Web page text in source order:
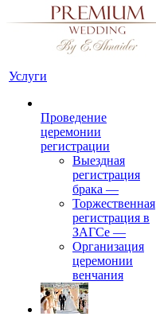
Услуги
Проведение
церемонии
регистрации
Выездная
регистрация
брака —
Торжественная
регистрация в
ЗАГСе —
Организация
церемонии
венчания